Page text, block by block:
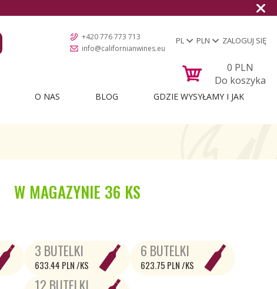
+420 776 773 713
info@californianwines.eu
PL PLN ZALOGUJ SIĘ
0 PLN
Do koszyka
O NAS BLOG
GDZIE WYSYŁAMY I JAK
W MAGAZYNIE 36 KS
3 BUTELKI
633.44 PLN /KS
6 BUTELKI
623.75 PLN /KS
12 BUTELKI